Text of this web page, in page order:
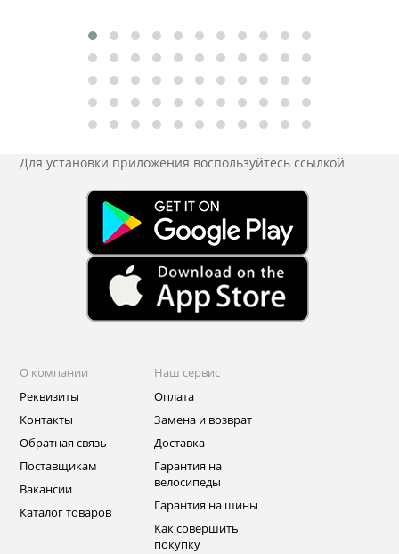
Для установки приложения воспользуйтесь ссылкой
О компании
Реквизиты
Контакты
Обратная связь
Поставщикам
Вакансии
Каталог товаров
Наш сервис
Оплата
Замена и возврат
Доставка
Гарантия на
велосипеды
Гарантия на шины
Как совершить
покупку